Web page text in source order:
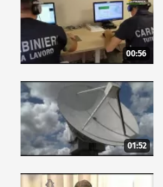
00:56
01:52